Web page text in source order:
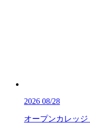
2026 08/28
オープンカレッジ